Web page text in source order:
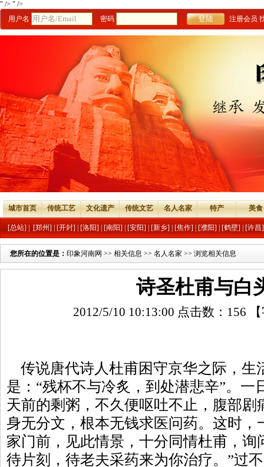
" /> " />
用户名
密码 注册会员
城市首页 传统工艺 文化遗产 传统文艺 名人名家 特产 美食
[总站] [郑州] [开封] [洛阳] [南阳] [安阳] [新乡] [焦作] [濮阳] [鹤壁] [许昌]
您所在的位置是： 印象河南网 >> 相关信息 >> 名人名家 >> 浏览相关信息
诗圣杜甫与白
2012/5/10 10:13:00 点击数： 156
传说唐代诗人杜甫困守京华之际，生
是：“残杯不与冷炙，到处潜悲辛”。一
天前的剩粥，不久便呕吐不止，腹部
身无分文，根本无钱求医问药。这时，
家门前，见此情景，十分同情杜甫，询
待片刻，待老夫采药来为你治疗。”过